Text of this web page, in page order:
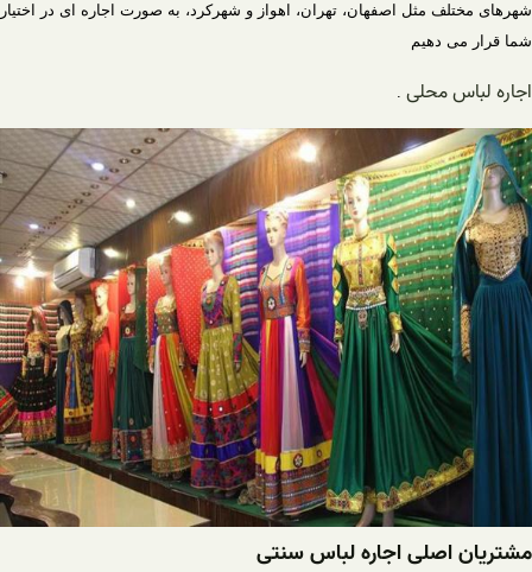
شهرهای مختلف مثل اصفهان، تهران، اهواز و شهرکرد، به صورت اجاره ای در اختیار
شما قرار می دهیم
اجاره لباس محلی .
مشتریان اصلی اجاره لباس سنتی